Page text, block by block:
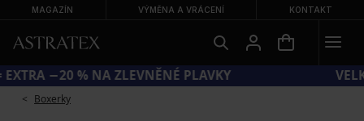
MAGAZÍN VÝMĚNA A VRÁCENÍ KONTAKT
KÓD SUN20 = EXTRA −20 % NA ZLEVNĚNÉ PLAVKY
Boxerky